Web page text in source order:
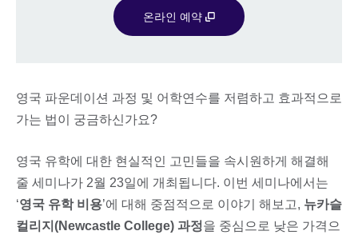
온라인 예약
영국 파운데이션 과정 및 어학연수를 저렴하고 효과적으로
가는 법이 궁금하신가요?
영국 유학에 대한 현실적인 고민들을 속시원하게 해결해
줄 세미나가 2월 23일에 개최됩니다. 이번 세미나에서는
‘영국 유학 비용’에 대해 중점적으로 이야기 해보고, 뉴카슬
컬리지(Newcastle College) 과정을 중심으로 낮은 가격으